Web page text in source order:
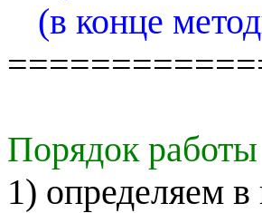
(в конце
Порядок работы
1) определяем